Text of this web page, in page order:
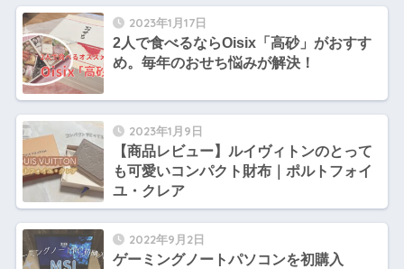
2023年1月17日
2人で食べるならOisix「高砂」がおすす
め。毎年のおせち悩みが解決！
2023年1月9日
【商品レビュー】ルイヴィトンのとって
も可愛いコンパクト財布｜ポルトフォイ
ユ・クレア
2022年9月2日
ゲーミングノートパソコンを初購入